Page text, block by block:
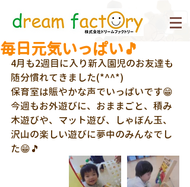
毎日元気いっぱい🎵
4月も2週目に入り新入園児のお友達も
随分慣れてきました(*^^*)
保育室は賑やかな声でいっぱいです😁
今週もお外遊びに、おままごと、積み
木遊びや、マット遊び、しゃぼん玉、
沢山の楽しい遊びに夢中のみんなでし
た😁🎵